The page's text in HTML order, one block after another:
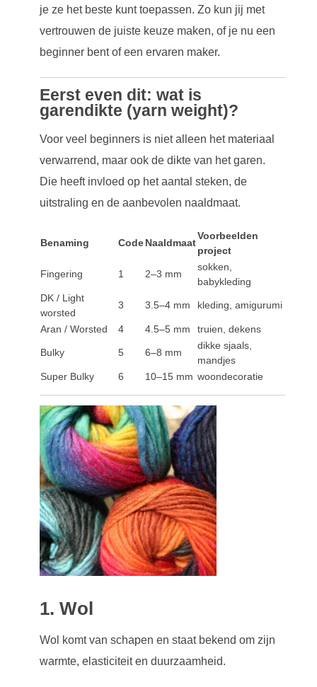
je ze het beste kunt toepassen. Zo kun jij met
vertrouwen de juiste keuze maken, of je nu een
beginner bent of een ervaren maker.
Eerst even dit: wat is
garendikte (yarn weight)?
Voor veel beginners is niet alleen het materiaal
verwarrend, maar ook de dikte van het garen.
Die heeft invloed op het aantal steken, de
uitstraling en de aanbevolen naaldmaat.
Benaming Code Naaldmaat
Voorbeelden
project
Fingering 1 2–3 mm
sokken,
babykleding
DK / Light
worsted
3 3.5–4 mm kleding, amigurumi
Aran / Worsted 4 4.5–5 mm truien, dekens
Bulky 5 6–8 mm
dikke sjaals,
mandjes
Super Bulky
6 10–15 mm woondecoratie
1. Wol
Wol komt van schapen en staat bekend om zijn
warmte, elasticiteit en duurzaamheid.